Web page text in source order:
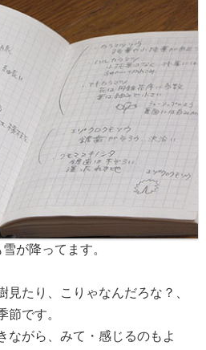
が降ってます。
見たり、こりゃなんだろな？、
節です。
ながら、みて・感じるのもよ